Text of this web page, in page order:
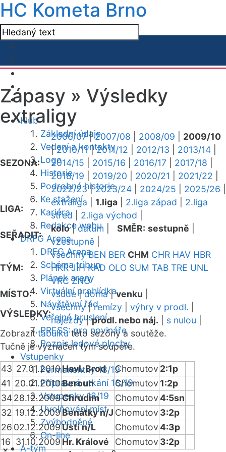
HC Kometa Brno
Klub
Základní údaje
Vedení a kontakty
Logo
Historie
Podrobná historie
Ke stažení
Kariéra
Redakce webu
DRFG Arena
DRFG Arena
Schéma tribun
Plánek areny
Virtuální prohlídka
Návštěvní řád
Veřejné bruslení
PRESS: pro novináře
Rozpis ledové plochy
Vstupenky
Permanentky 18/19
Přípravná utkání 18/19
Vstupenky 18/19
Uvolňování míst
Zvýhodněné
On-line
A-tým
Zápasy » Výsledky
extraligy
SEZONA:
2006/07|2007/08 2008/09
2009/10
|2010/11|2011/12 2012/13 2013/14
2014/15
2015/16 2016/17 2017/18
2018/19
2019/20 2020/21 2021/22
2022/23|2023/24 2024/25 2025/26
LIGA:
extraliga 1.liga 2.liga západ
2.liga
střed
2.liga východ
SEŘADIT:
kolo|datum SMĚR: sestupně
vzestupně
TÝM:
všechny BEN BER CHM CHR HAV HBR
HKR JIH KAD OLO SUM TAB TRE UNL
VRC ZNO
MÍSTO:
všude|doma|venku
VÝSLEDKY:
všechny|remízy výhry v prodl.
nájezdy|prodl. nebo náj. s nulou
Zobrazittabulkutéto sezóny a soutěže.
Tučně je vyznačen tým soupeře.
43 27.01.2010Havl. Brod Chomutov 2:1p
41 20.01.2010Beroun Chomutov 1:2p
3428.12.2009Chrudim Chomutov4:5sn
32 19.12.2009Benátky n/J Chomutov 3:2p
26 02.12.2009Ústí n/L Chomutov4:3p
16 31.10.2009 Hr. Králové Chomutov 3:2p